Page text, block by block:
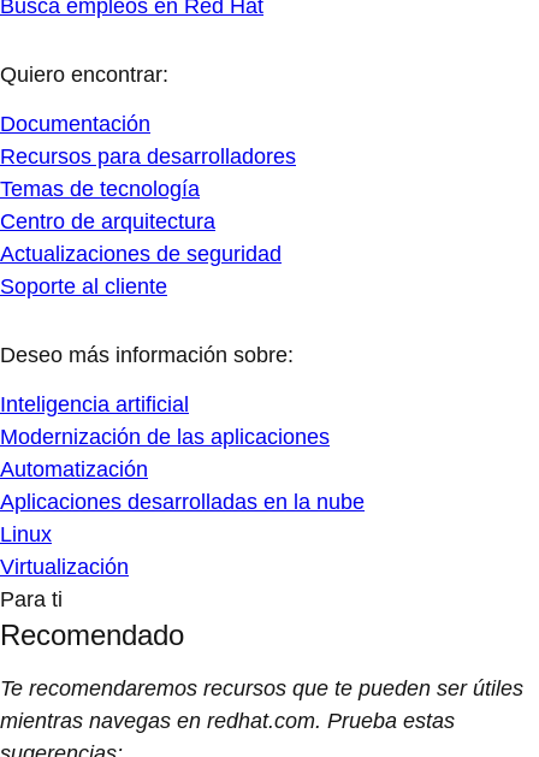
Busca empleos en Red Hat
Quiero encontrar:
Documentación
Recursos para desarrolladores
Temas de tecnología
Centro de arquitectura
Actualizaciones de seguridad
Soporte al cliente
Deseo más información sobre:
Inteligencia artificial
Modernización de las aplicaciones
Automatización
Aplicaciones desarrolladas en la nube
Linux
Virtualización
Para ti
Recomendado
Te recomendaremos recursos que te pueden ser útiles
mientras navegas en redhat.com. Prueba estas